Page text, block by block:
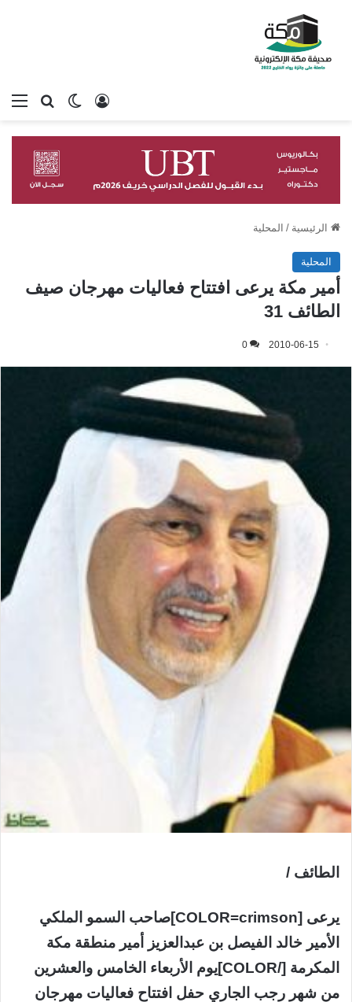
بحثالوضع
تسجيل الدخول
الرئيسية / المحلية
المحلية
أمير مكة يرعى افتتاح فعاليات مهرجان صيف
الطائف 31
2010-06-15
0
الطائف /
يرعى [COLOR=crimson]صاحب السمو الملكي
الأمير خالد الفيصل بن عبدالعزيز أمير منطقة مكة
المكرمة [/COLOR]يوم الأربعاء الخامس والعشرين
من شهر رجب الجاري حفل افتتاح فعاليات مهرجان